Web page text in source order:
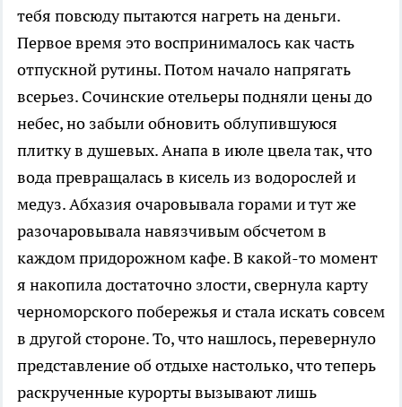
тебя повсюду пытаются нагреть на деньги.
Первое время это воспринималось как часть
отпускной рутины. Потом начало напрягать
всерьез. Сочинские отельеры подняли цены до
небес, но забыли обновить облупившуюся
плитку в душевых. Анапа в июле цвела так, что
вода превращалась в кисель из водорослей и
медуз. Абхазия очаровывала горами и тут же
разочаровывала навязчивым обсчетом в
каждом придорожном кафе. В какой-то момент
я накопила достаточно злости, свернула карту
черноморского побережья и стала искать совсем
в другой стороне. То, что нашлось, перевернуло
представление об отдыхе настолько, что теперь
раскрученные курорты вызывают лишь